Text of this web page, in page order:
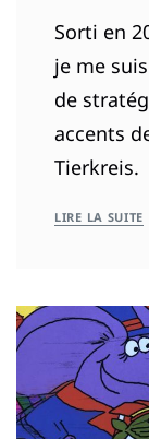
Sorti en
je me
de
accents
Tierkreis.
LIRE LA SUITE